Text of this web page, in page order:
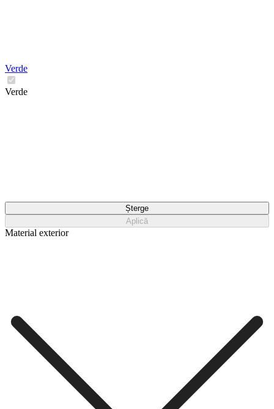
Verde
Verde
Șterge
Aplică
Material exterior